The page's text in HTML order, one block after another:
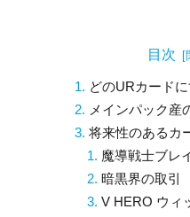
目次
どのURカード
メインパック産
将来性のあるカ
魔導戦士ブレ
暗黒界の取引
V HERO ウィ